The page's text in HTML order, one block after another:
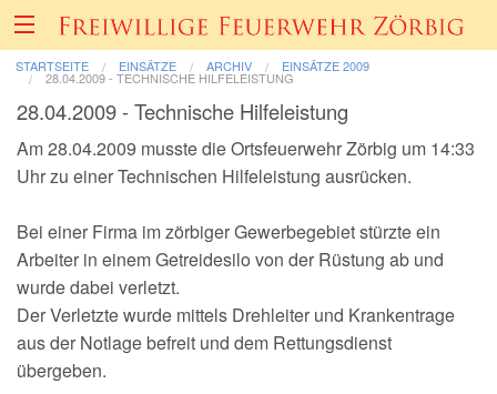
Einsätze
Berichte & Bilder
Förderverein
STARTSEITE EINSÄTZE ARCHIV EINSÄTZE 2009
28.04.2009 - TECHNISCHE HILFELEISTUNG
28.04.2009 - Technische Hilfeleistung
Am 28.04.2009 musste die Ortsfeuerwehr Zörbig um 14:33
Uhr zu einer Technischen Hilfeleistung ausrücken.
Bei einer Firma im zörbiger Gewerbegebiet stürzte ein
Arbeiter in einem Getreidesilo von der Rüstung ab und
wurde dabei verletzt.
Der Verletzte wurde mittels Drehleiter und Krankentrage
aus der Notlage befreit und dem Rettungsdienst
übergeben.